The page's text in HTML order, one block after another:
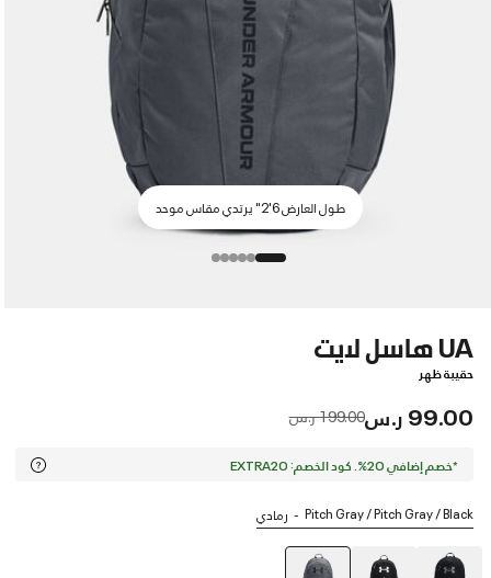
طول العارض 6'2" يرتدي مقاس موحد
UA هاسل لايت
حقيبة ظهر
99.00 ر.س Price reduced from
199.00 ر.س to
*خصم إضافي 20%. كود الخصم: EXTRA20
Pitch Gray / Pitch Gray / Black رمادي